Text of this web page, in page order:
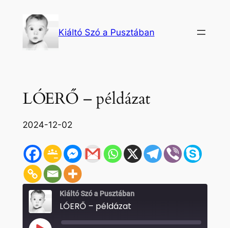
tartalomhoz
Kiáltó Szó a Pusztában
LÓERŐ – példázat
2024-12-02
Kiáltó Szó a Pusztában
LÓERŐ – példázat